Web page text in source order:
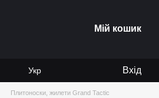
Мій кошик
Укр Вхід
Плитоноски, жилети Grand Tactic